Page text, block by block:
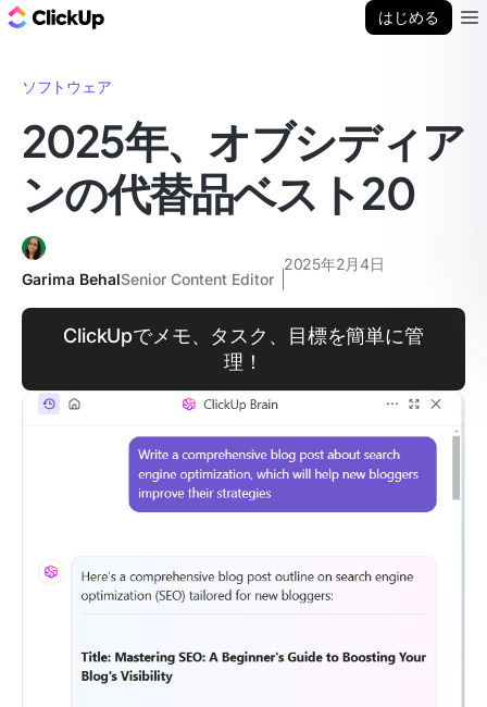
はじめる
ソフトウェア
2025年、オブシディア
ンの代替品ベスト20
Garima BehalSenior Content Editor
2025年2月4日
ClickUpでメモ、タスク、目標を簡単に管
理！